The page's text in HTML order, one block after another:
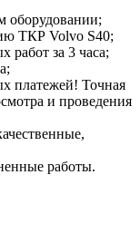
оборудовании;
ТКР Volvo S40;
работ за 3 часа;
платежей! Точная
и проведения
работы.